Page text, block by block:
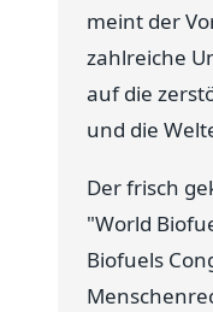
meint der
zahlreiche
auf die
und die
Der frisch
"World
Biofuels